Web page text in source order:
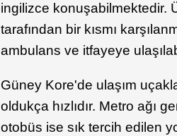
ingilizce konuşabilmektedir.
tarafından bir kısmı
ambulans ve itfayeye
Güney Kore'de ulaşım
oldukça hızlıdır. Metro ağı
otobüs ise sık tercih edilen